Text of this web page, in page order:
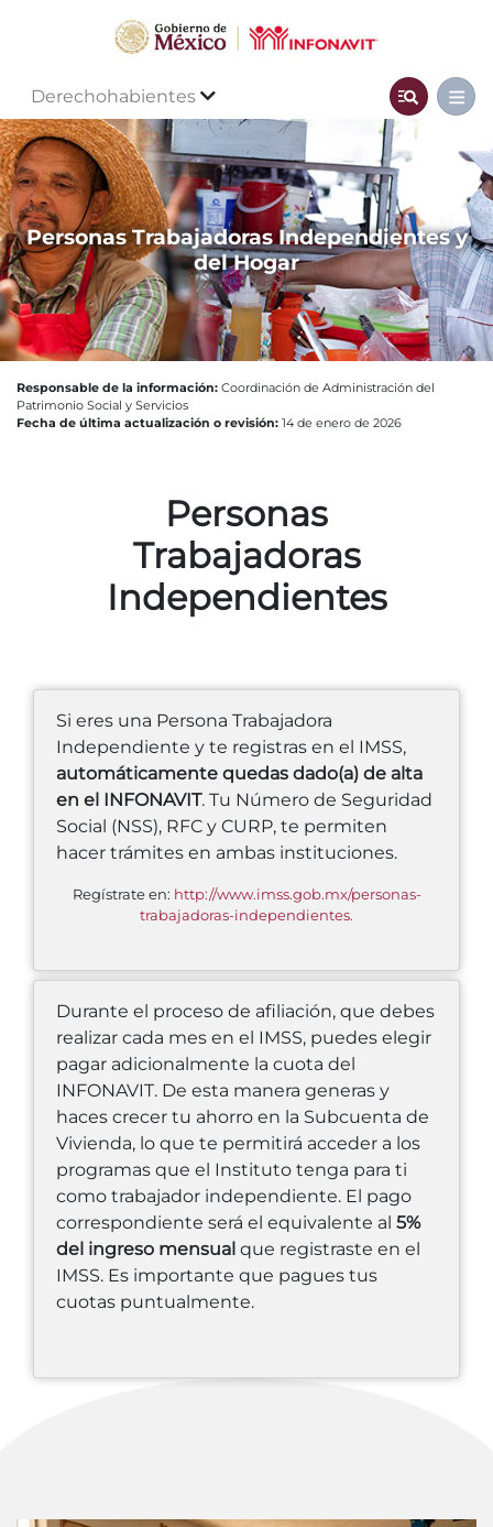
Derechohabientes
Personas Trabajadoras Independientes y
del Hogar
Responsable de la información: Coordinación de Administración del
Patrimonio Social y Servicios
Fecha de última actualización o revisión: 14 de enero de 2026
Personas
Trabajadoras
Independientes
Si eres una Persona Trabajadora
Independiente y te registras en el IMSS,
automáticamente quedas dado(a) de alta
en el INFONAVIT. Tu Número de Seguridad
Social (NSS), RFC y CURP, te permiten
hacer trámites en ambas instituciones.
Regístrate en: http://www.imss.gob.mx/personas-
trabajadoras-independientes.
Durante el proceso de afiliación, que debes
realizar cada mes en el IMSS, puedes elegir
pagar adicionalmente la cuota del
INFONAVIT. De esta manera generas y
haces crecer tu ahorro en la Subcuenta de
Vivienda, lo que te permitirá acceder a los
programas que el Instituto tenga para ti
como trabajador independiente. El pago
correspondiente será el equivalente al 5%
del ingreso mensual que registraste en el
IMSS. Es importante que pagues tus
cuotas puntualmente.